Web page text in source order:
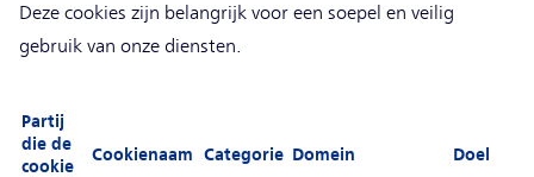
Deze cookies zijn belangrijk voor een soepel en veilig
gebruik van onze diensten.
Partij
die de
cookie
Cookienaam Categorie Domein Doel